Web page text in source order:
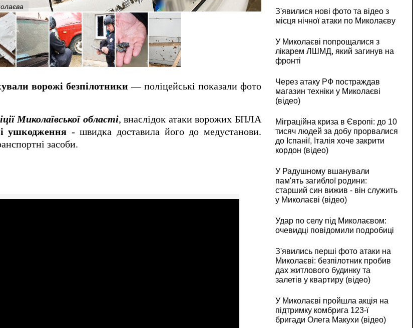
З'явилися фото та відео з місця
ворожі безпілотники — поліцейські показали фото
Миколаївської області, внаслідок атаки ворожих БПЛА
ушкодження - швидка доставила його до медустанови.
засоби.
З'явилися нові фото та відео з
місця нічної атаки по Миколаєву
У Миколаєві попрощалися з
лікарем ЛШМД, який загинув на
фронті
Через атаку РФ постраждав
магазин техніки у Миколаєві
(відео)
Міграційна криза в Європі: до 10
тисяч людей за добу прорвалися
до Іспанії, Італія хоче закрити
кордон (відео)
У Радушному вшанували
пам'ять загиблої родини:
старший син вижив - він служить
у Миколаєві (відео)
Удар по селу під Миколаєвом:
очевидці повідомили подробиці
З'явились перші фото атаки на
Миколаєві: безпілотник пробив
дах житлового будинку та
залетів у квартиру (відео)
У Миколаєві пройшла акція на
підтримку комбрига 123-ї
бригади Олега Макухи (відео)